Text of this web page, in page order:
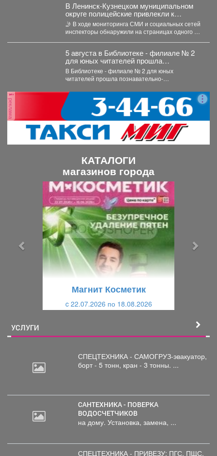
В Ленинск-Кузнецком муниципальном
округе полицейские привлекли к
ответственности автомобилистку за
нарушение правил проезда перекрестка
🤳 В ходе мониторинга СМИ и социальных сетей
инспекторы обнаружили на страницах одного из
5 августа в Библиотеке - филиале № 2
для юных читателей прошла
познавательно-развлекательная
программа к Международному дню
светофора
В Библиотеке - филиале № 2 для юных
читателей прошла познавательно-
дню...
реклама
КАТАЛОГИ
магазинов города
Магнит Косметик
c 22.07.2026 по 18.08.2026
УСЛУГИ
СПЕЦТЕХНИКА - САМОГРУЗ-эвакуатор,
борт - 5 тонн, кран - 3 тонны. ...
САНТЕХНИКА - ПОВЕРКА
ВОДОСЧЕТЧИКОВ
на дому. Установка, замена, ...
СПЕЦТЕХНИКА - ПРИВЕЗУ: ПГС, ПЩС,